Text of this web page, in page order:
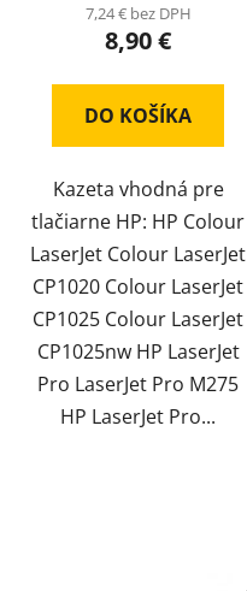
7,24 € bez DPH
8,90 €
DO KOŠÍKA
Kazeta vhodná pre
tlačiarne HP: HP Colour
LaserJet Colour LaserJet
CP1020 Colour LaserJet
CP1025 Colour LaserJet
CP1025nw HP LaserJet
Pro LaserJet Pro M275
HP LaserJet Pro...